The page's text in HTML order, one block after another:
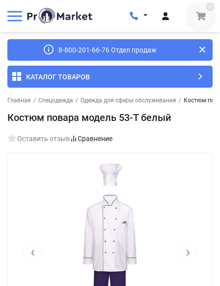
0
8-800-201-66-76 Отдел продаж
КАТАЛОГ ТОВАРОВ
Главная / Спецодежда / Одежда для сферы обслуживания / Костюм
Костюм повара модель 53-Т белый
Оставить отзыв Сравнение
‹ ›